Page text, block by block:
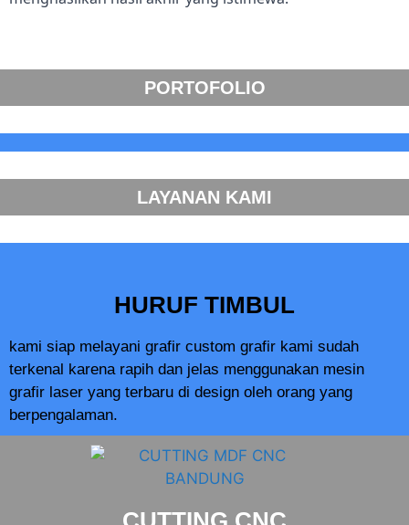
PORTOFOLIO
LAYANAN KAMI
HURUF TIMBUL
kami siap melayani grafir custom grafir kami sudah
terkenal karena rapih dan jelas menggunakan mesin
grafir laser yang terbaru di design oleh orang yang
berpengalaman.